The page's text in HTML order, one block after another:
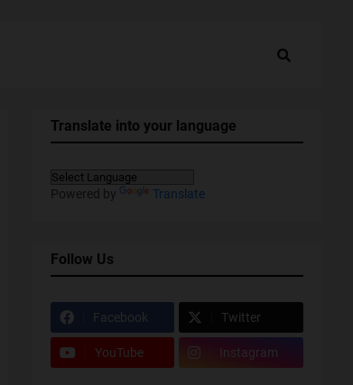
Translate into your language
Powered by Translate
Follow Us
Facebook Twitter
YouTube Instagram